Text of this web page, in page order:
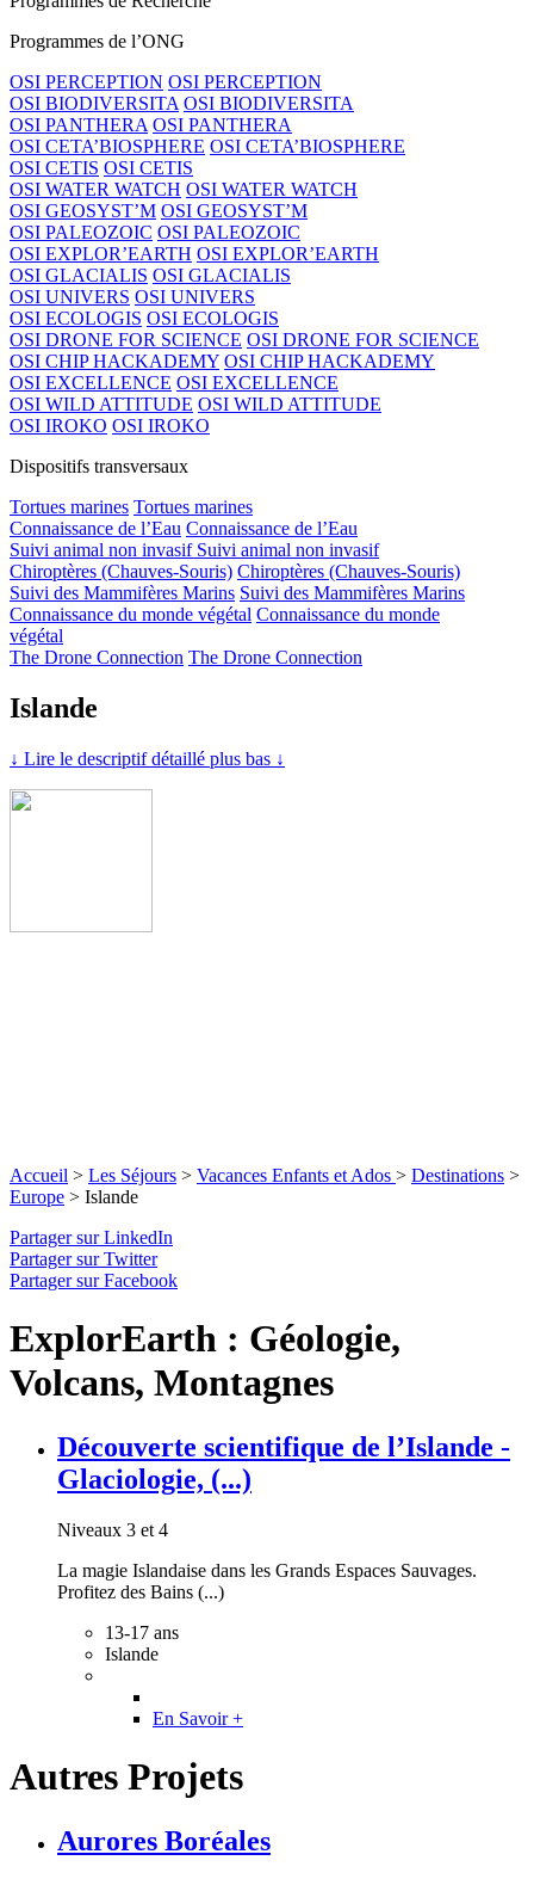
Programmes de l’ONG
OSI PERCEPTION OSI PERCEPTION
OSI BIODIVERSITA OSI BIODIVERSITA
OSI PANTHERA OSI PANTHERA
OSI CETA’BIOSPHERE OSI CETA’BIOSPHERE
OSI CETIS OSI CETIS
OSI WATER WATCH OSI WATER WATCH
OSI GEOSYST’M OSI GEOSYST’M
OSI PALEOZOIC OSI PALEOZOIC
OSI EXPLOR’EARTH OSI EXPLOR’EARTH
OSI GLACIALIS OSI GLACIALIS
OSI UNIVERS OSI UNIVERS
OSI ECOLOGIS OSI ECOLOGIS
OSI DRONE FOR SCIENCE OSI DRONE FOR SCIENCE
OSI CHIP HACKADEMY OSI CHIP HACKADEMY
OSI EXCELLENCE OSI EXCELLENCE
OSI WILD ATTITUDE OSI WILD ATTITUDE
OSI IROKO OSI IROKO
Dispositifs transversaux
Tortues marines Tortues marines
Connaissance de l’Eau Connaissance de l’Eau
Suivi animal non invasif Suivi animal non invasif
Chiroptères (Chauves-Souris) Chiroptères (Chauves-Souris)
Suivi des Mammifères Marins Suivi des Mammifères Marins
Connaissance du monde végétal Connaissance du monde
végétal
The Drone Connection The Drone Connection
Islande
↓ Lire le descriptif détaillé plus bas ↓
Accueil > Les Séjours > Vacances Enfants et Ados > Destinations >
Europe > Islande
Partager sur LinkedIn
Partager sur Twitter
Partager sur Facebook
ExplorEarth : Géologie,
Volcans, Montagnes
Découverte scientifique de l’Islande -
Glaciologie, (...)
Niveaux 3 et 4
La magie Islandaise dans les Grands Espaces Sauvages.
Profitez des Bains (...)
13-17 ans
Islande
En Savoir +
Autres Projets
Aurores Boréales